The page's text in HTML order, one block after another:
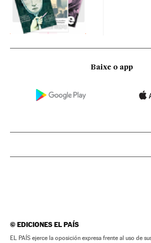
Baixe o app
©EDICIONES EL PAÍS
EL PAÍS ejerce la oposición expresa frente al uso de